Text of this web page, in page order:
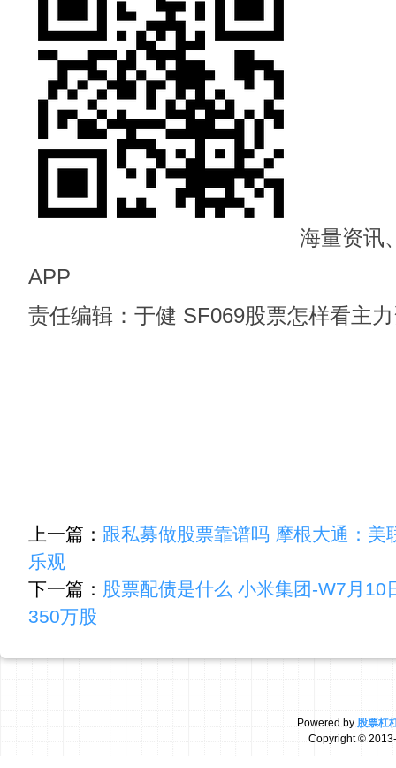
海量资讯
APP
责任编辑：于健 SF069股票怎样看主
上一篇： 跟私募做股票靠谱吗 摩根大通：
乐观
下一篇： 股票配债是什么 小米集团-W7月
350万股
Powered by 股票杠
Copyright©